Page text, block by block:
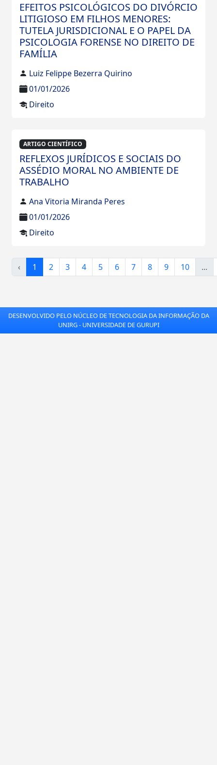
EFEITOS PSICOLÓGICOS DO DIVÓRCIO
LITIGIOSO EM FILHOS MENORES:
TUTELA JURISDICIONAL E O PAPEL DA
PSICOLOGIA FORENSE NO DIREITO DE
FAMÍLIA
Luiz Felippe Bezerra Quirino
01/01/2026
Direito
ARTIGO CIENTÍFICO
REFLEXOS JURÍDICOS E SOCIAIS DO
ASSÉDIO MORAL NO AMBIENTE DE
TRABALHO
Ana Vitoria Miranda Peres
01/01/2026
Direito
‹ 1 2 3 4 5 6 7 8 9 10 ...
DESENVOLVIDO PELO NÚCLEO DE TECNOLOGIA DA INFORMAÇÃO DA
UNIRG - UNIVERSIDADE DE GURUPI